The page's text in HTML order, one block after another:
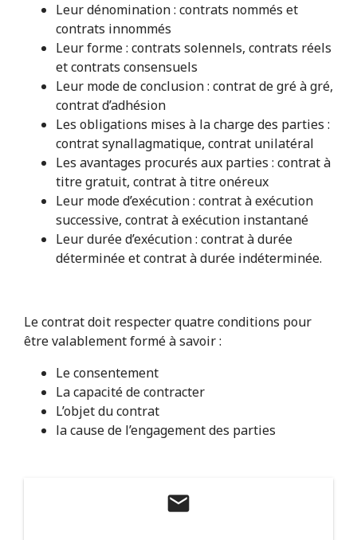
Leur dénomination : contrats nommés et
contrats innommés
Leur forme : contrats solennels, contrats réels
et contrats consensuels
Leur mode de conclusion : contrat de gré à gré,
contrat d’adhésion
Les obligations mises à la charge des parties :
contrat synallagmatique, contrat unilatéral
Les avantages procurés aux parties : contrat à
titre gratuit, contrat à titre onéreux
Leur mode d’exécution : contrat à exécution
successive, contrat à exécution instantané
Leur durée d’exécution : contrat à durée
déterminée et contrat à durée indéterminée.
Le contrat doit respecter quatre conditions pour
être valablement formé à savoir :
Le consentement
La capacité de contracter
L’objet du contrat
la cause de l’engagement des parties
mail